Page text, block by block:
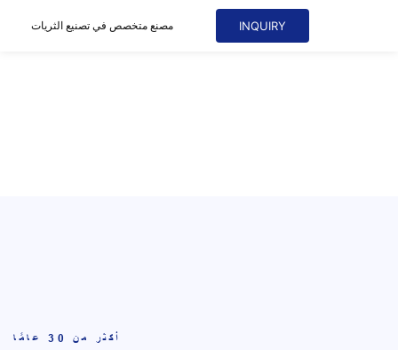
مصنع متخصص في تصنيع الثريات INQUIRY
أكثر من 30 عامًا